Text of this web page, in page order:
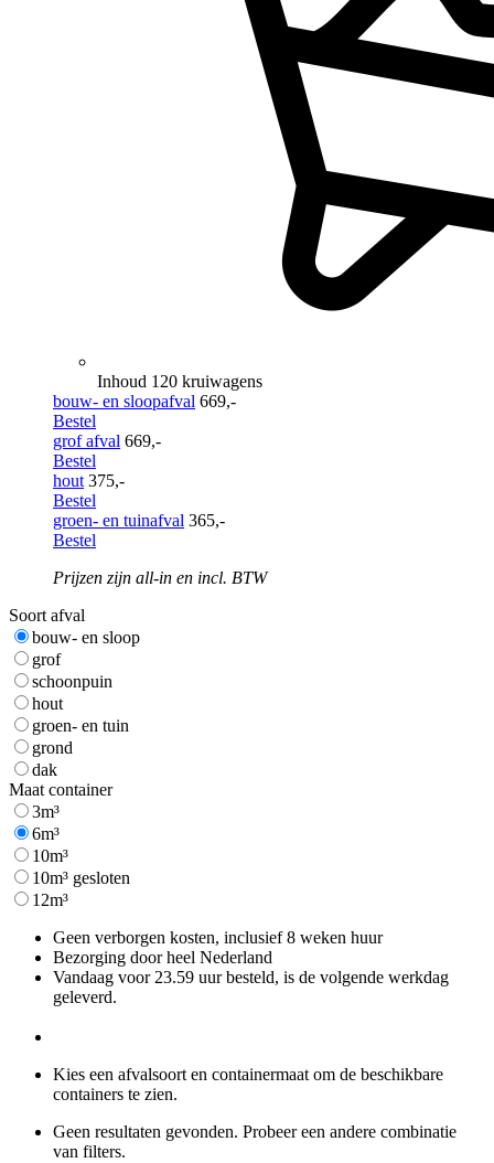
Inhoud 120 kruiwagens
bouw- en sloopafval 669,-
Bestel
grof afval 669,-
Bestel
hout 375,-
Bestel
groen- en tuinafval 365,-
Bestel
Prijzen zijn all-in en incl. BTW
Soort afval
bouw- en sloop
grof
schoonpuin
hout
groen- en tuin
grond
dak
Maat container
3m³
6m³
10m³
10m³ gesloten
12m³
Geen verborgen kosten, inclusief 8 weken huur
Bezorging door heel Nederland
Vandaag voor 23.59 uur besteld, is de volgende werkdag
geleverd.
Kies een afvalsoort en containermaat om de beschikbare
containers te zien.
Geen resultaten gevonden. Probeer een andere combinatie
van filters.